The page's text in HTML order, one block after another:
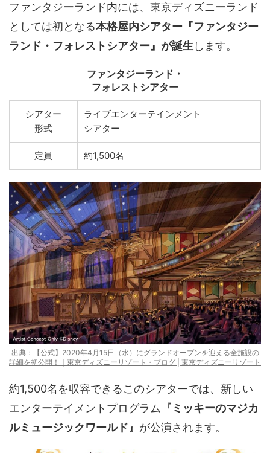
ファンタジーランド内には、東京ディズニーランド
としては初となる本格屋内シアター『ファンタジー
ランド・フォレストシアター』が誕生します。
ファンタジーランド・
フォレストシアター
シアター
形式
ライブエンターテインメント
シアター
定員 約1,500名
出典：
【公式】2020年4月15日（水）にグランドオープンを迎える全施設の
詳細を初公開！｜東京ディズニーリゾート・ブログ | 東京ディズニーリゾート
約1,500名を収容できるこのシアターでは、新しい
エンターテイメントプログラム 『ミッキーのマジカ
ルミュージックワールド』 が公演されます。